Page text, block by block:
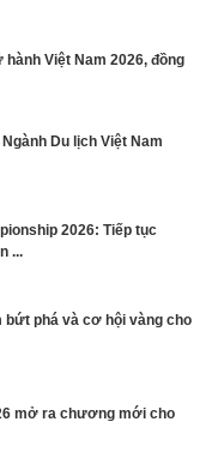
Việt Nam 2026, đồng
Du lịch Việt Nam
2026: Tiếp tục
...
bứt phá và cơ hội vàng cho
mở ra chương mới cho